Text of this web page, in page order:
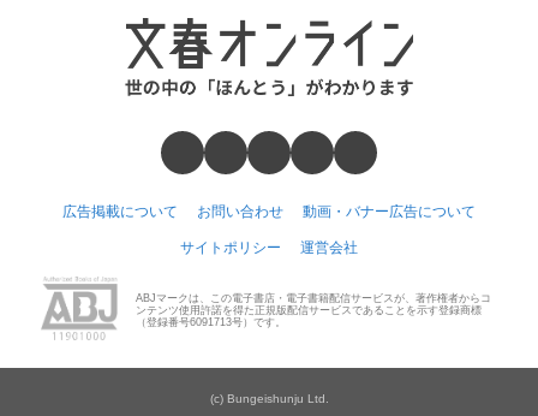
広告掲載について お問い合わせ 動画・バナー広告について
サイトポリシー 運営会社
ABJマークは、この電子書店・電子書籍配信サービスが、著作権者からコ
ンテンツ使用許諾を得た正規版配信サービスであることを示す登録商標
（登録番号6091713号）です。
(c) Bungeishunju Ltd.